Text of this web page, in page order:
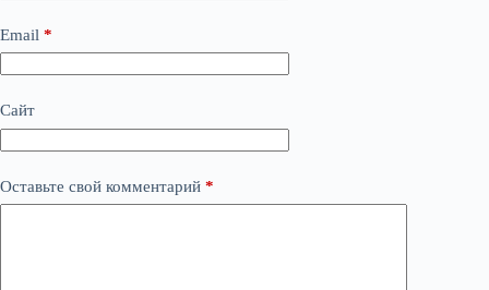
Email *
Сайт
Оставьте свой комментарий *